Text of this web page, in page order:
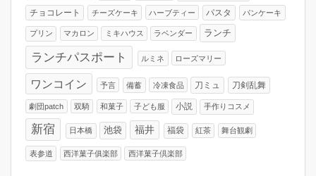
チョコレート
チーズケーキ ハーブティー パスタ パンケーキ
プリン マカロン ミキハウス ラベンダー ランチ
ランチパスポート ルミネ ローズマリー
ワンコイン 予言 備蓄 冷凍食品 刀ミュ 刀剣乱舞
劇団patch 双騎 和菓子 子ども服 小説 手作りコスメ
新宿 日本橋 池袋 福井 福袋 紅茶 舞台観劇
表参道 西洋菓子俱楽部 西洋菓子倶楽部